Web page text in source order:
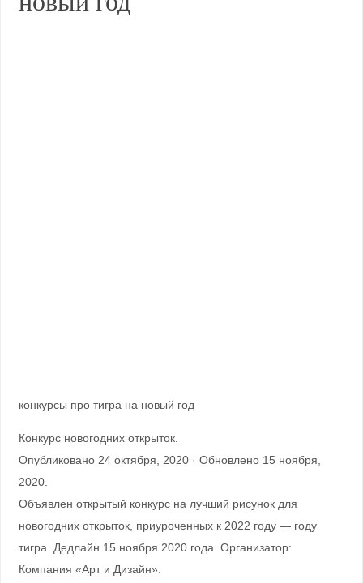
конкурсы про тигра на новый год
Конкурс новогодних открыток.
Опубликовано 24 октября, 2020 · Обновлено 15 ноября,
2020.
Объявлен открытый конкурс на лучший рисунок для
новогодних открыток, приуроченных к 2022 году — году
тигра. Дедлайн 15 ноября 2020 года. Организатор:
Компания «Арт и Дизайн».